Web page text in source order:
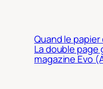
Quand le
La double page
magazine Evo